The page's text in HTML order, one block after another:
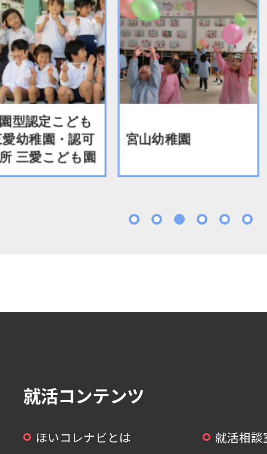
型認定こども
幼稚園・認可
三愛こども園
宮山幼稚園
就活コンテンツ
ほいコレナビとは
就活相談